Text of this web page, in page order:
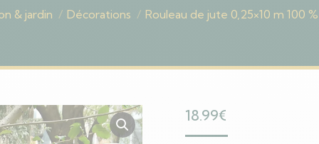
& jardin Décorations Rouleau de jute 0,25×10 m 100
18.99€